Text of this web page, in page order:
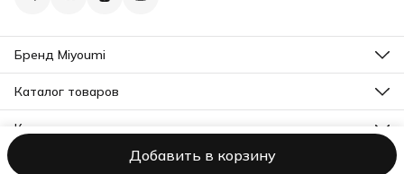
Добавить в корзину
Бренд Miyoumi
Контакты
Каталог товаров
Контакты
г. Москва, ул. Твардовского, 12к3